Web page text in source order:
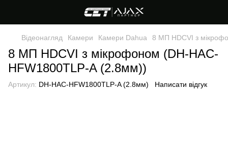
Відеонагляд Камери Камери Dahua 8 МП HDCVI з
8 МП HDCVI з мікрофоном (DH-HAC-
HFW1800TLP-A (2.8мм))
Артикул: DH-HAC-HFW1800TLP-A (2.8мм) Написати відгук